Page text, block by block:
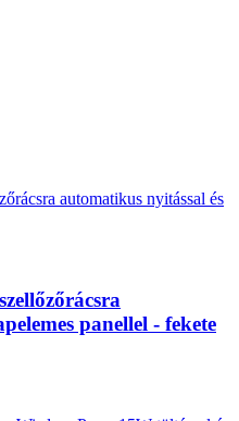
panellel - fekete